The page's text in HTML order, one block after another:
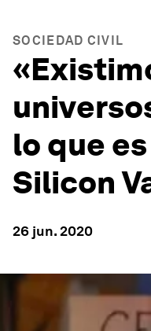
SOCIEDAD CIVIL
lo que
Silicon
26 jun. 2020